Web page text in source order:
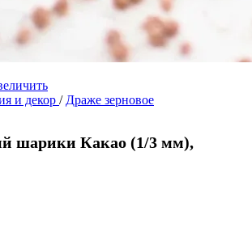
и декор / Драже зерновое
шарики Какао (1/3 мм),